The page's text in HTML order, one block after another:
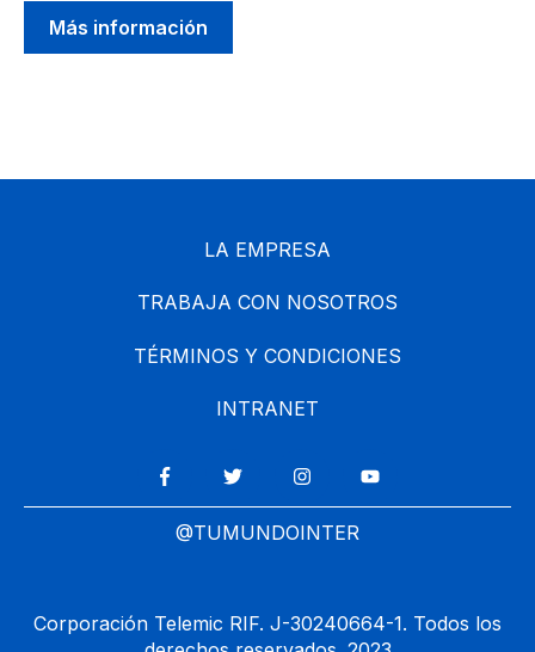
Más información
LA EMPRESA
TRABAJA CON NOSOTROS
TÉRMINOS Y CONDICIONES
INTRANET
@TUMUNDOINTER
Corporación Telemic RIF. J-30240664-1. Todos los